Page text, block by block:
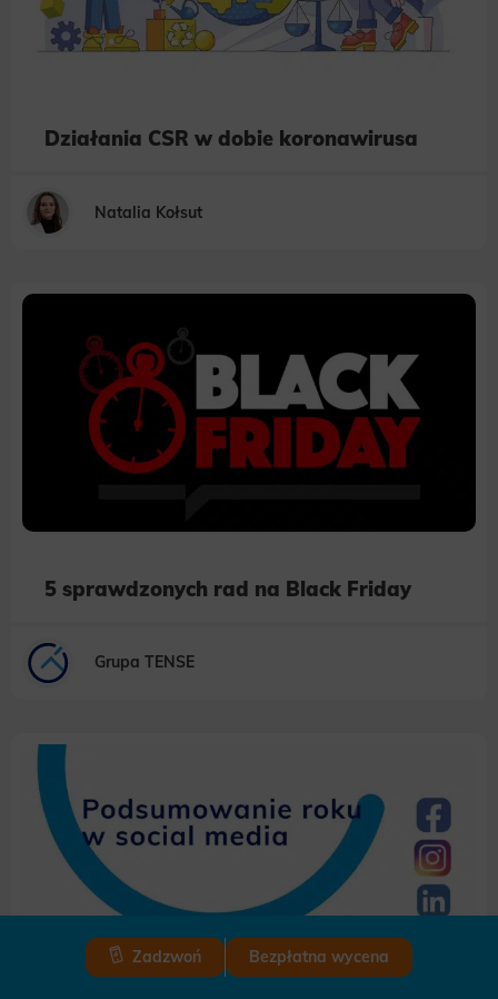
Działania CSR w dobie koronawirusa
Natalia Kołsut
5 sprawdzonych rad na Black Friday
Grupa TENSE
Zadzwoń Bezpłatna wycena